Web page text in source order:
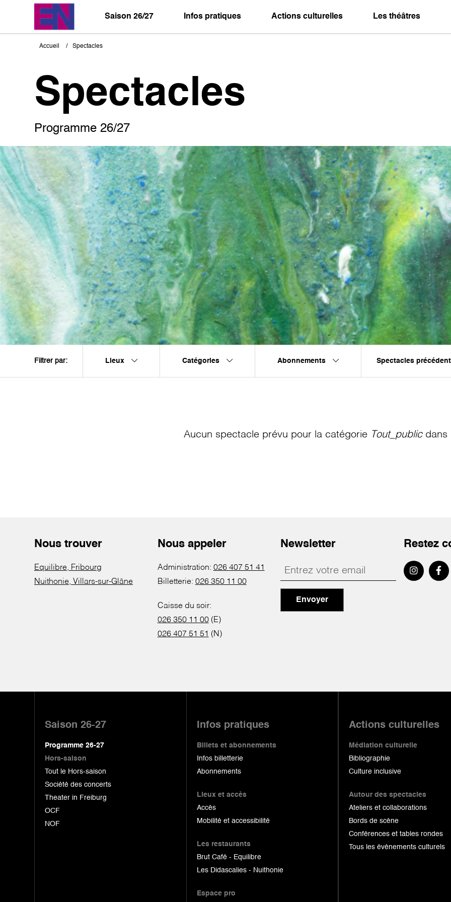
Saison 26/27 Infos pratiques Actions culturelles Les théâtres
Fil
Accueil Spectacles
Spectacles
Programme 26/27
Filtrer par: Lieux Catégories Abonnements Spectacles
Aucun spectacle prévu pour la catégorie Tout_publicdans
Nous trouver
Equilibre, Fribourg
Nuithonie, Villars-sur-Glâne
Nous appeler
Administration: 026 407 51 41
Billetterie: 026 350 11 00
Caisse du soir:
026 350 11 00(E)
026 407 51 51 (N)
Newsletter
Envoyer
Restez
Saison 26-27
Programme 26-27
Hors-saison
Tout le Hors-saison
Société des concerts
Theater in Freiburg
OCF
NOF
Infos pratiques
Billets et abonnements
Infos billetterie
Abonnements
Lieux et accès
Accès
Mobilité et accessibilité
Les restaurants
Brut Café - Equilibre
Les Didascalies - Nuithonie
Espace pro
Actions culturelles
Médiation culturelle
Bibliographie
Culture inclusive
Autour des spectacles
Ateliers et collaborations
Bords de scène
Conférences et tables rondes
Tous les événements culturels